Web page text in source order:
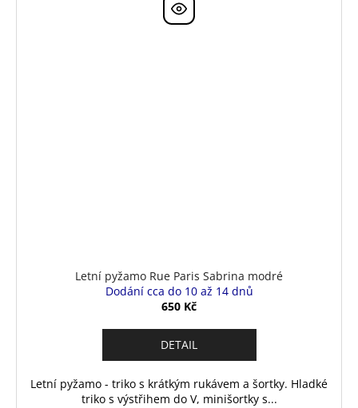
Letní pyžamo Rue Paris Sabrina modré
Dodání cca do 10 až 14 dnů
650 Kč
DETAIL
Letní pyžamo - triko s krátkým rukávem a šortky. Hladké
triko s výstřihem do V, minišortky s...